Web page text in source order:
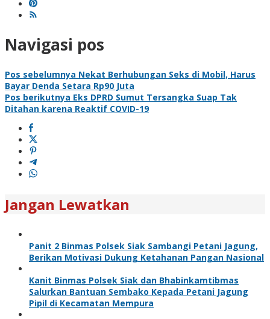
Navigasi pos
Pos sebelumnya Nekat Berhubungan Seks di Mobil, Harus
Bayar Denda Setara Rp90 Juta
Pos berikutnya Eks DPRD Sumut Tersangka Suap Tak
Ditahan karena Reaktif COVID-19
Jangan Lewatkan
Panit 2 Binmas Polsek Siak Sambangi Petani Jagung,
Berikan Motivasi Dukung Ketahanan Pangan Nasional
Kanit Binmas Polsek Siak dan Bhabinkamtibmas
Salurkan Bantuan Sembako Kepada Petani Jagung
Pipil di Kecamatan Mempura